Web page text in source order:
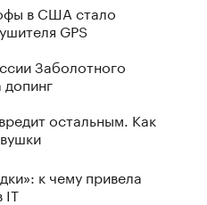
в США стало
GPS
Заболотного
допинг
остальным. Как
к чему привела
IT